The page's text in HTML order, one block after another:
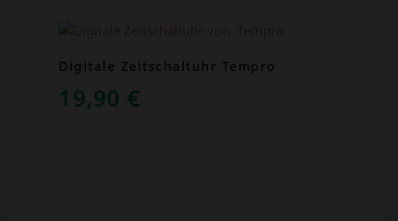
Digitale Zeitschaltuhr Tempro
19,90 €